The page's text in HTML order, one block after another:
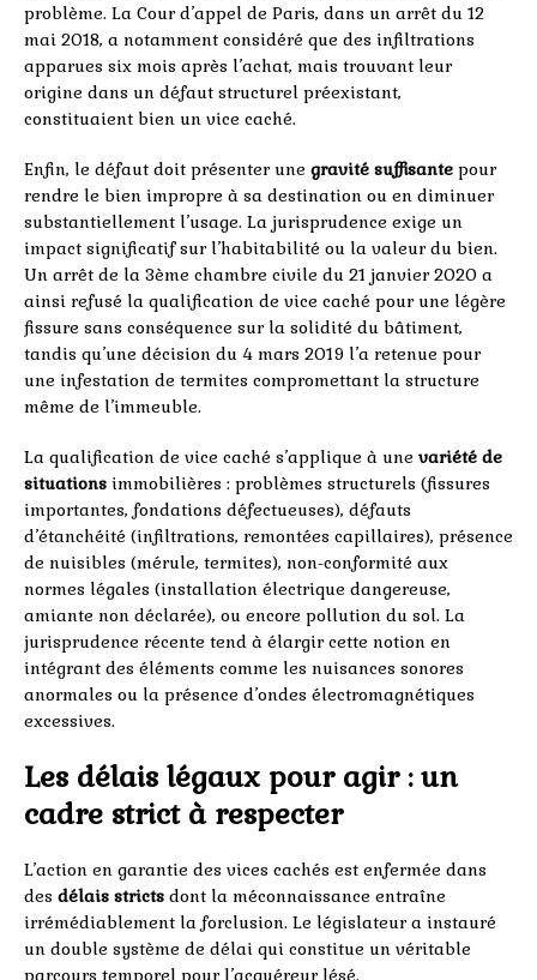
problème. La Cour d’appel de Paris, dans un arrêt du 12
mai 2018, a notamment considéré que des infiltrations
apparues six mois après l’achat, mais trouvant leur
origine dans un défaut structurel préexistant,
constituaient bien un vice caché.
Enfin, le défaut doit présenter une gravité suffisante pour
rendre le bien impropre à sa destination ou en diminuer
substantiellement l’usage. La jurisprudence exige un
impact significatif sur l’habitabilité ou la valeur du bien.
Un arrêt de la 3ème chambre civile du 21 janvier 2020 a
ainsi refusé la qualification de vice caché pour une légère
fissure sans conséquence sur la solidité du bâtiment,
tandis qu’une décision du 4 mars 2019 l’a retenue pour
une infestation de termites compromettant la structure
même de l’immeuble.
La qualification de vice caché s’applique à une variété de
situations immobilières : problèmes structurels (fissures
importantes, fondations défectueuses), défauts
d’étanchéité (infiltrations, remontées capillaires), présence
de nuisibles (mérule, termites), non-conformité aux
normes légales (installation électrique dangereuse,
amiante non déclarée), ou encore pollution du sol. La
jurisprudence récente tend à élargir cette notion en
intégrant des éléments comme les nuisances sonores
anormales ou la présence d’ondes électromagnétiques
excessives.
Les délais légaux pour agir : un
cadre strict à respecter
L’action en garantie des vices cachés est enfermée dans
des délais stricts dont la méconnaissance entraîne
irrémédiablement la forclusion. Le législateur a instauré
un double système de délai qui constitue un véritable
parcours temporel pour l’acquéreur lésé.